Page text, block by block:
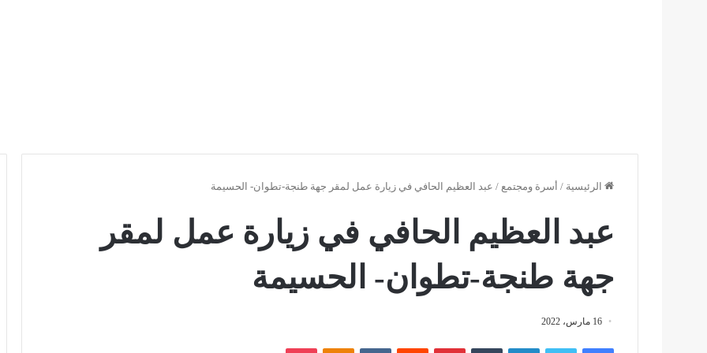
الرئيسية / أسرة ومجتمع / عبد العظيم الحافي في زيارة عمل لمقر جهة طنجة-تطوان- الحسيمة
عبد العظيم الحافي في زيارة عمل لمقر
جهة طنجة-تطوان- الحسيمة
16 مارس، 2022
فيسبوك تويتر لينكدإن بينتيريست Odnoklassniki
بوكيت